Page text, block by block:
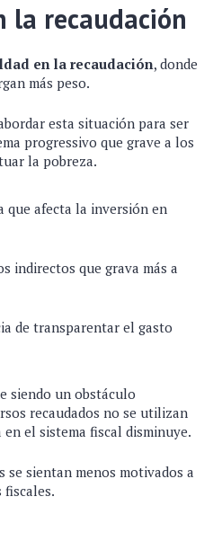
la recaudación
en la recaudación, donde
más peso.
esta situación para ser
progressivo que grave a los
la pobreza.
que afecta la inversión en
indirectos que grava más a
de transparentar el gasto
siendo un obstáculo
recaudados no se utilizan
el sistema fiscal disminuye.
se sientan menos motivados a
fiscales.